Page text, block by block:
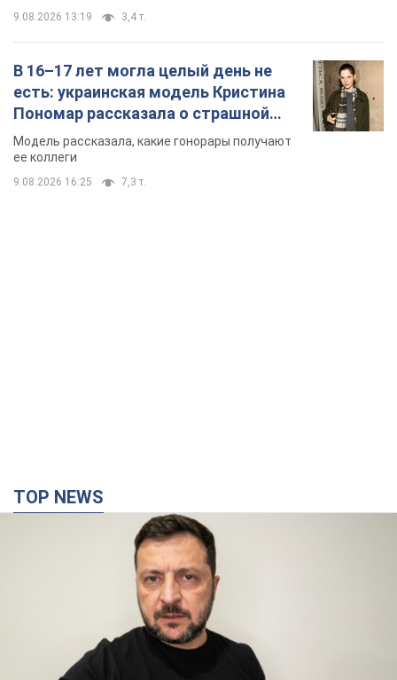
9.08.2026 13:19 3,4 т.
В 16–17 лет могла целый день не
есть: украинская модель Кристина
Пономар рассказала о страшной
стороне модельной карьеры
Модель рассказала, какие гонорары получают
ее коллеги
9.08.2026 16:25 7,3 т.
TOP NEWS